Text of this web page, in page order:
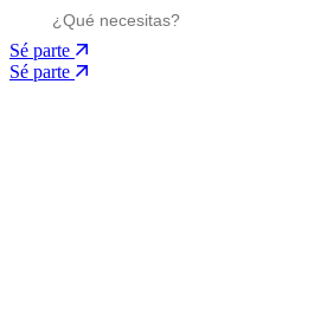
Sé parte
Sé parte